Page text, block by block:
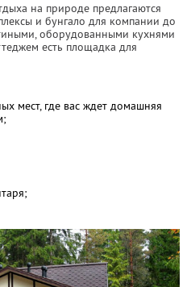
на природе предлагаются
и бунгало для компании до
оборудованными кухнями
есть площадка для
мест, где вас ждет домашняя